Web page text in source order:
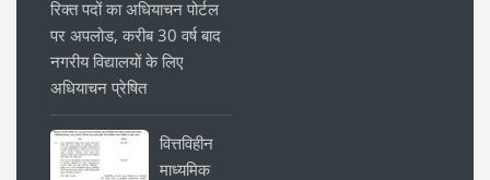
रिक्त पदों का अधियाचन पोर्टल
पर अपलोड, करीब 30 वर्ष बाद
नगरीय विद्यालयों के लिए
अधियाचन प्रेषित
वित्तविहीन
माध्यमिक